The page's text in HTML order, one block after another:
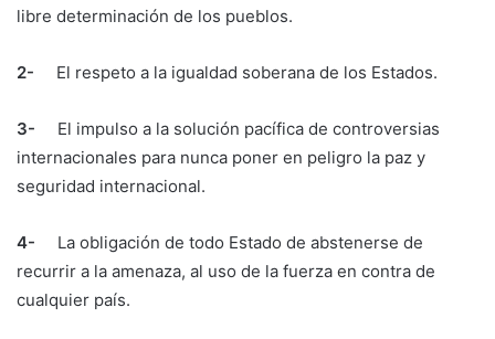
libre determinación de los pueblos.
2- El respeto a la igualdad soberana de los Estados.
3-
El impulso a la solución pacífica de controversias
internacionales para nunca poner en peligro la paz y
seguridad internacional.
4-
La obligación de todo Estado de abstenerse de
recurrir a la amenaza, al uso de la fuerza en contra de
cualquier país.